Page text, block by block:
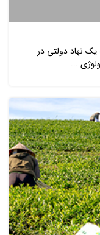
یك نهاد دولتی در
...